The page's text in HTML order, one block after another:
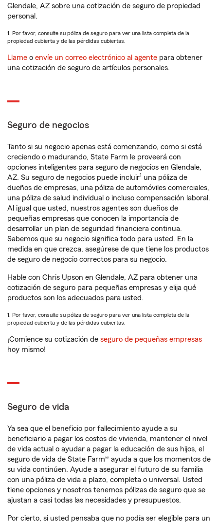
Glendale, AZ sobre una cotización de seguro de propiedad
personal.
1. Por favor, consulte su póliza de seguro para ver una lista completa de la
propiedad cubierta y de las pérdidas cubiertas.
Llame o envíe un correo electrónico al agente para obtener
una cotización de seguro de artículos personales.
Seguro de negocios
Tanto si su negocio apenas está comenzando, como si está
creciendo o madurando, State Farm le proveerá con
opciones inteligentes para seguro de negocios en Glendale,
AZ. Su seguro de negocios puede incluir1 una póliza de
dueños de empresas, una póliza de automóviles comerciales,
una póliza de salud individual o incluso compensación laboral.
Al igual que usted, nuestros agentes son dueños de
pequeñas empresas que conocen la importancia de
desarrollar un plan de seguridad financiera continua.
Sabemos que su negocio significa todo para usted. En la
medida en que crezca, asegúrese de que tiene los productos
de seguro de negocio correctos para su negocio.
Hable con Chris Upson en Glendale, AZ para obtener una
cotización de seguro para pequeñas empresas y elija qué
productos son los adecuados para usted.
1. Por favor, consulte su póliza de seguro para ver una lista completa de la
propiedad cubierta y de las pérdidas cubiertas.
¡Comience su cotización de seguro de pequeñas empresas
hoy mismo!
Seguro de vida
Ya sea que el beneficio por fallecimiento ayude a su
beneficiario a pagar los costos de vivienda, mantener el nivel
de vida actual o ayudar a pagar la educación de sus hijos, el
seguro de vida de State Farm® ayuda a que los momentos de
su vida continúen. Ayude a asegurar el futuro de su familia
con una póliza de vida a plazo, completa o universal. Usted
tiene opciones y nosotros tenemos pólizas de seguro que se
ajustan a casi todas las necesidades y presupuestos.
Por cierto, si usted pensaba que no podía ser elegible para un